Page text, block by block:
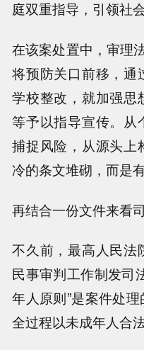
庭双重指导，引领社
在该案处置中，审理
将预防关口前移，通
学校整改，就加强思
等予以指导宣传。从
捕捉风险，从源头上
冷的条文堆砌，而是
再结合一份文件来看
不久前，最高人民法
民事审判工作制发司
年人原则”是案件处
全过程以未成年人合